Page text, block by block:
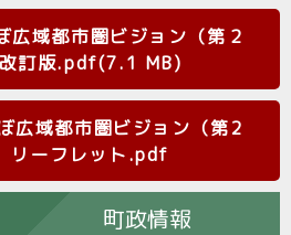
広域都市圏ビジョン（第２
訂版.pdf(7.1 MB)
広域都市圏ビジョン（第2
リーフレット.pdf
町政情報